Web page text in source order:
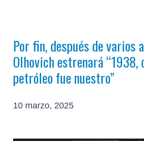
Por fin, después de varios
Olhovich estrenará “1938,
petróleo fue nuestro”
10 marzo, 2025